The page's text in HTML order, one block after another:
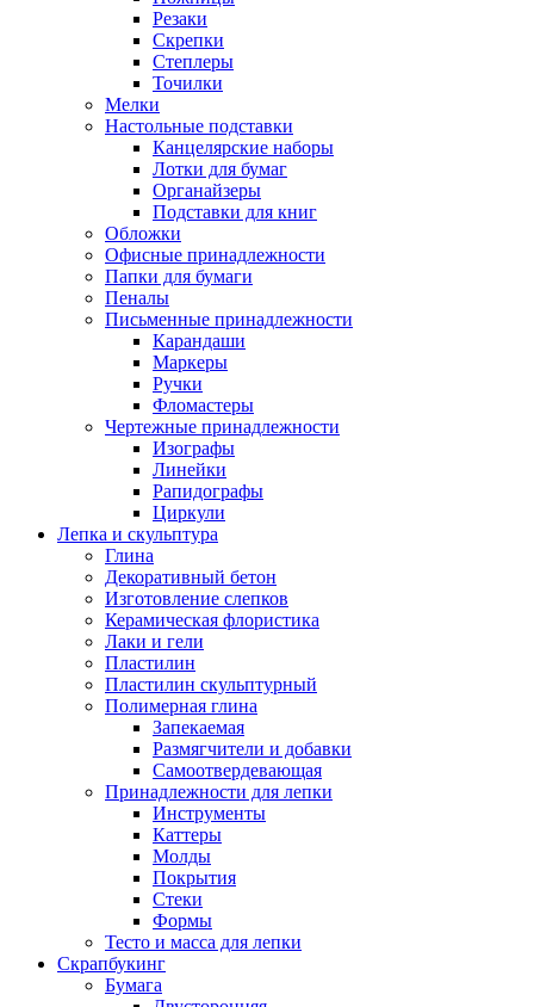
Резаки
Скрепки
Степлеры
Точилки
Мелки
Настольные подставки
Канцелярские наборы
Лотки для бумаг
Органайзеры
Подставки для книг
Обложки
Офисные принадлежности
Папки для бумаги
Пеналы
Письменные принадлежности
Карандаши
Маркеры
Ручки
Фломастеры
Чертежные принадлежности
Изографы
Линейки
Рапидографы
Циркули
Лепка и скульптура
Глина
Декоративный бетон
Изготовление слепков
Керамическая флористика
Лаки и гели
Пластилин
Пластилин скульптурный
Полимерная глина
Запекаемая
Размягчители и добавки
Самоотвердевающая
Принадлежности для лепки
Инструменты
Каттеры
Молды
Покрытия
Стеки
Формы
Тесто и масса для лепки
Скрапбукинг
Бумага